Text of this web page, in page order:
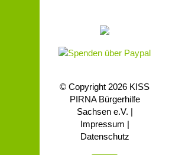
© Copyright 2026 KISS
PIRNA Bürgerhilfe
Sachsen e.V. |
Impressum |
Datenschutz